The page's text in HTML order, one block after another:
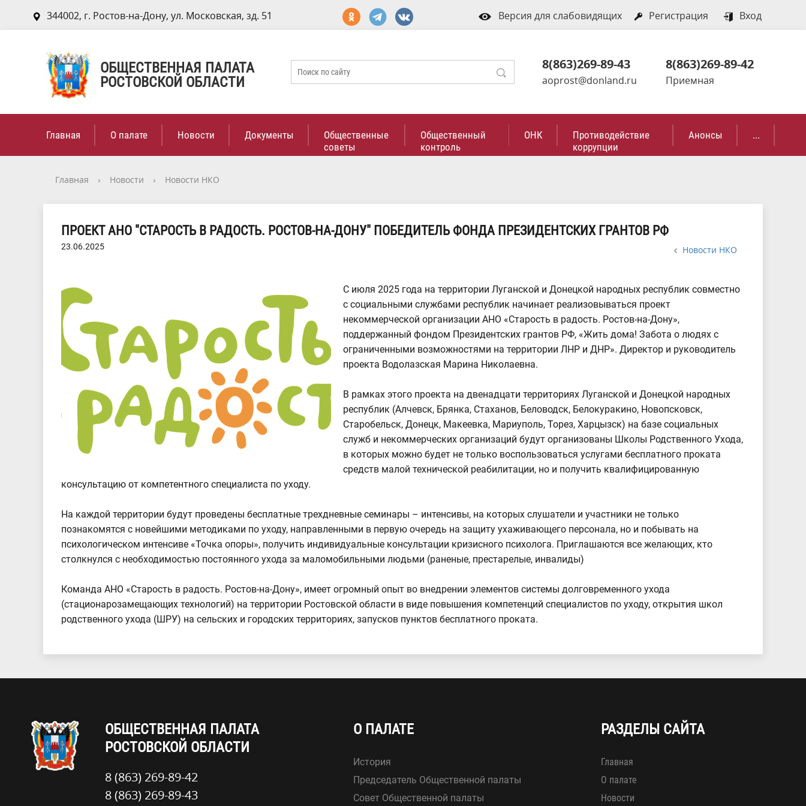
344002, г. Ростов-на-Дону, ул. Московская, зд. 51 Версия для слабовидящих Регистрация Вход
ОБЩЕСТВЕННАЯ ПАЛАТА
РОСТОВСКОЙ ОБЛАСТИ
8(863)269-89-43
aoprost@donland.ru
8(863)269-89-42
Приемная
Главная О палате Новости Документы
Общественные
советы
Общественный
контроль
ОНК
Противодействие
коррупции
Анонсы ...
Главная › Новости › Новости НКО
ПРОЕКТ АНО "СТАРОСТЬ В РАДОСТЬ. РОСТОВ-НА-ДОНУ" ПОБЕДИТЕЛЬ ФОНДА ПРЕЗИДЕНТСКИХ ГРАНТОВ РФ
23.06.2025 Новости НКО
С июля 2025 года на территории Луганской и Донецкой народных республик совместно
с социальными службами республик начинает реализовываться проект
некоммерческой организации АНО «Старость в радость. Ростов-на-Дону»,
поддержанный фондом Президентских грантов РФ, «Жить дома! Забота о людях с
ограниченными возможностями на территории ЛНР и ДНР». Директор и руководитель
проекта Водолазская Марина Николаевна.
В рамках этого проекта на двенадцати территориях Луганской и Донецкой народных
республик (Алчевск, Брянка, Стаханов, Беловодск, Белокуракино, Новопсковск,
Старобельск, Донецк, Макеевка, Мариуполь, Торез, Харцызск) на базе социальных
служб и некоммерческих организаций будут организованы Школы Родственного Ухода,
в которых можно будет не только воспользоваться услугами бесплатного проката
средств малой технической реабилитации, но и получить квалифицированную
консультацию от компетентного специалиста по уходу.
На каждой территории будут проведены бесплатные трехдневные семинары – интенсивы, на которых слушатели и участники не только
познакомятся с новейшими методиками по уходу, направленными в первую очередь на защиту ухаживающего персонала, но и побывать на
психологическом интенсиве «Точка опоры», получить индивидуальные консультации кризисного психолога. Приглашаются все желающих, кто
столкнулся с необходимостью постоянного ухода за маломобильными людьми (раненые, престарелые, инвалиды)
Команда АНО «Старость в радость. Ростов-на-Дону», имеет огромный опыт во внедрении элементов системы долговременного ухода
(стационарозамещающих технологий) на территории Ростовской области в виде повышения компетенций специалистов по уходу, открытия школ
родственного ухода (ШРУ) на сельских и городских территориях, запусков пунктов бесплатного проката.
ОБЩЕСТВЕННАЯ ПАЛАТА
РОСТОВСКОЙ ОБЛАСТИ
8 (863) 269-89-42
8 (863) 269-89-43
О ПАЛАТЕ
История
Председатель Общественной палаты
Совет Общественной палаты
РАЗДЕЛЫ САЙТА
Главная
О палате
Новости